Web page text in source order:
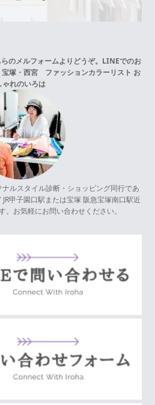
のメルフォームよりどうぞ。LINEでのお
宝塚・西宮 ファッションカラーリスト お
ゃれのいろは
ルスタイル診断・ショッピング同行であ
甲子園口駅または宝塚 阪急宝塚南口駅近
。お気軽にお問い合わせください。